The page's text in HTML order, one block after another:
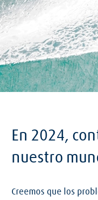
En 2024,
nuestro
Creemos que los